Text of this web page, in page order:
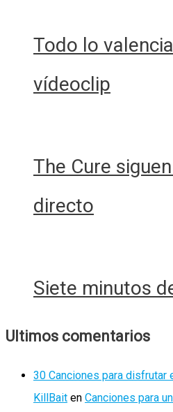
Todo lo
vídeoclip
The Cure
directo
Siete minutos
Ultimos comentarios
30 Canciones para disfrutar
KillBait en Canciones para